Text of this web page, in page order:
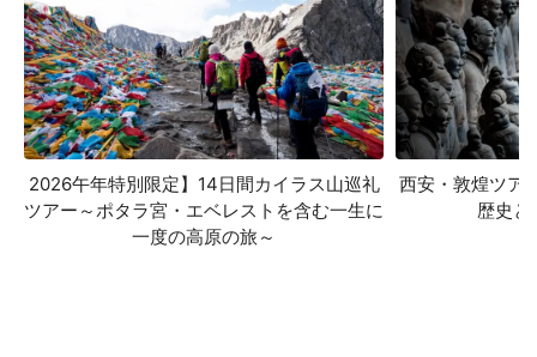
2026午年特別限定】14日間カイラス山巡礼
ツアー～ポタラ宮・エベレストを含む一生に
一度の高原の旅～
西安・敦煌ツア
歴史と